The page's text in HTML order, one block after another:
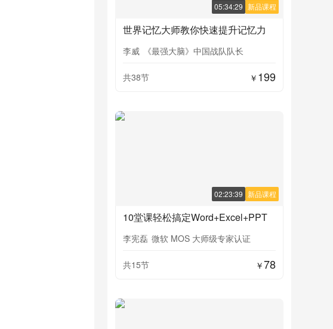
新品课程
05:34:29
世界记忆大师教你快速提升记忆力
李威 《最强大脑》中国战队队长
共38节 ￥ 199
新品课程
02:23:39
10堂课轻松搞定Word+Excel+PPT
李宪磊 微软 MOS 大师级专家认证
共15节 ￥78